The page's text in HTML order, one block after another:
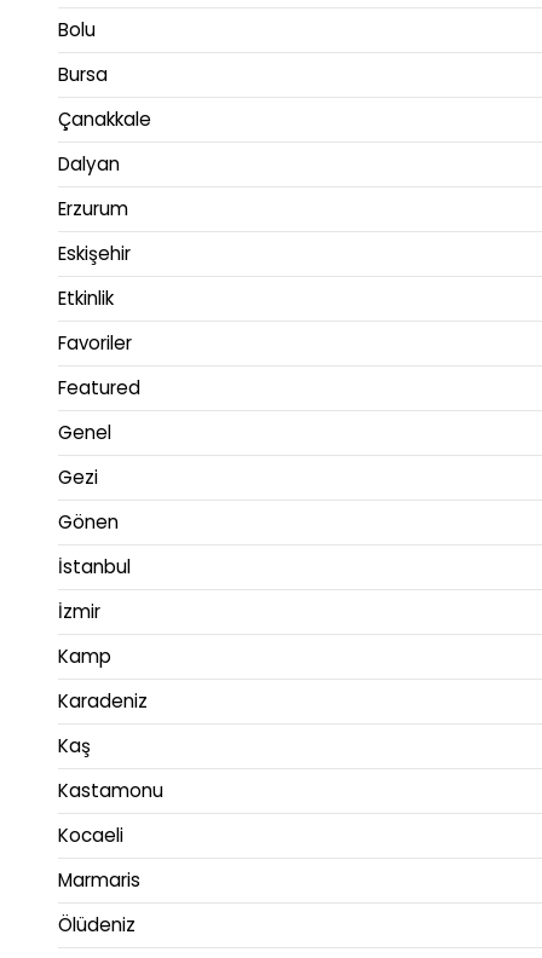
Bolu
Bursa
Çanakkale
Dalyan
Erzurum
Eskişehir
Etkinlik
Favoriler
Featured
Genel
Gezi
Gönen
İstanbul
İzmir
Kamp
Karadeniz
Kaş
Kastamonu
Kocaeli
Marmaris
Ölüdeniz